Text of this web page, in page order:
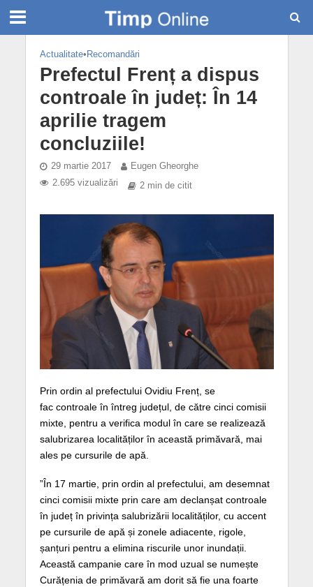
Actualitate• Recomandări
Prefectul Frenț a dispus
controale în județ: În 14
aprilie tragem
concluziile!
29 martie 2017
Eugen Gheorghe
2.695 vizualizări
2 min de citit
Prin ordin al prefectului Ovidiu Frenț, se
fac controale în întreg județul, de către cinci comisii
mixte, pentru a verifica modul în care se realizează
salubrizarea localităților în această primăvară, mai
ales pe cursurile de apă.
”În 17 martie, prin ordin al prefectului, am desemnat
cinci comisii mixte prin care am declanșat controale
în județ în privința salubrizării localităților, cu accent
pe cursurile de apă și zonele adiacente, rigole,
șanțuri pentru a elimina riscurile unor inundații.
Această campanie care în mod uzual se numește
Curățenia de primăvară am dorit să fie una foarte